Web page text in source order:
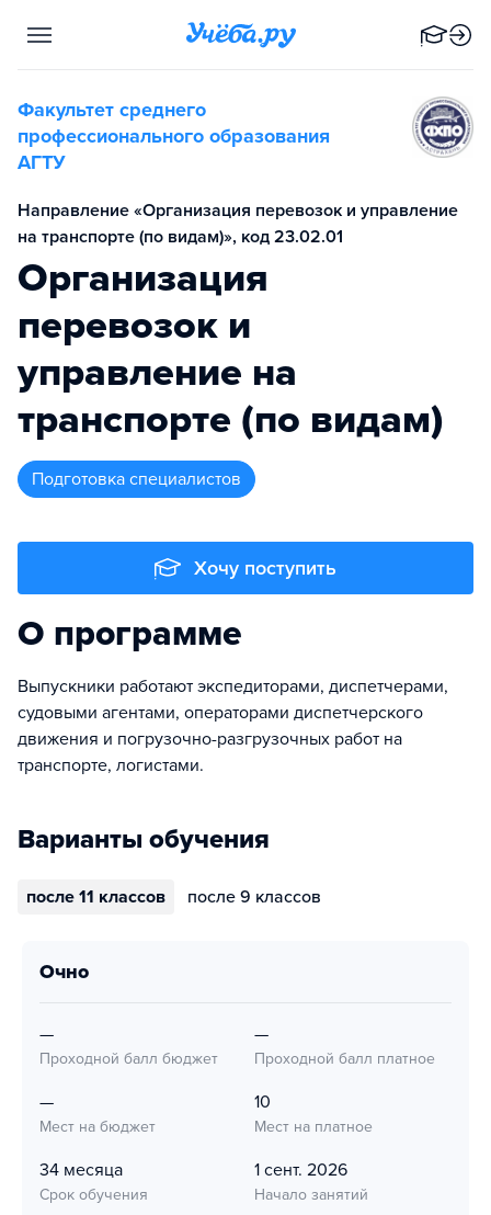
Факультет среднего
профессионального образования
АГТУ
Направление «Организация перевозок и управление
на транспорте (по видам)», код 23.02.01
Организация
перевозок и
управление на
транспорте (по видам)
подготовка специалистов
Хочу поступить
О программе
Выпускники работают экспедиторами, диспетчерами,
судовыми агентами, операторами диспетчерского
движения и погрузочно-разгрузочных работ на
транспорте, логистами.
Варианты обучения
после 11 классов после 9 классов
очно
—
Проходной балл бюджет
—
Проходной балл платное
—
Мест на бюджет
10
Мест на платное
34 месяца
Срок обучения
1 сент. 2026
Начало занятий